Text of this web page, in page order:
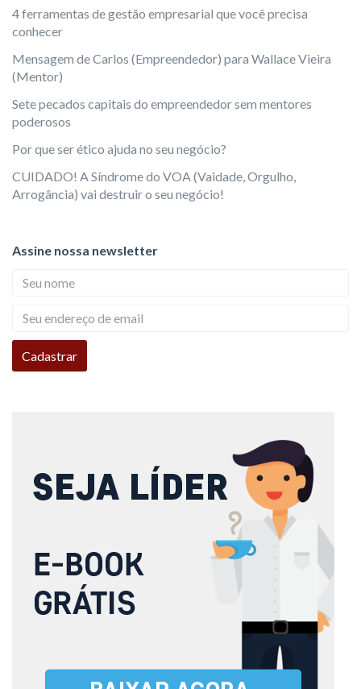
4 ferramentas de gestão empresarial que você precisa
conhecer
Mensagem de Carlos (Empreendedor) para Wallace Vieira
(Mentor)
Sete pecados capitais do empreendedor sem mentores
poderosos
Por que ser ético ajuda no seu negócio?
CUIDADO! A Síndrome do VOA (Vaidade, Orgulho,
Arrogância) vai destruir o seu negócio!
Assine nossa newsletter